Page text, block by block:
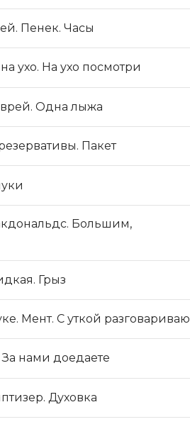
Пенек. Часы
ухо. На ухо посмотри
Одна лыжа
Пакет
Большим,
Грыз
Мент. С уткой разговариваю
нами доедаете
Духовка